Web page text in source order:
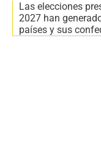
Las elecciones
2027 han
países y sus